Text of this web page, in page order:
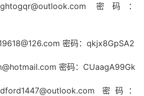
密码：
密码：qkjx8GpSA2
密码：CUaagA99Gk
密码：